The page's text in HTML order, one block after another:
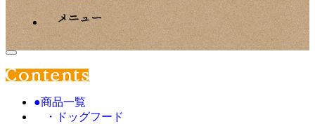
●商品一覧
・ドッグフード